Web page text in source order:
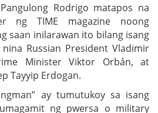
Rodrigo matapos na
ng TIME magazine noong
saan inilarawan ito bilang isang
nina Russian President Vladimir
Minister Viktor Orbán, at
Tayyip Erdogan.
ay tumutukoy sa isang
ng pwersa o military